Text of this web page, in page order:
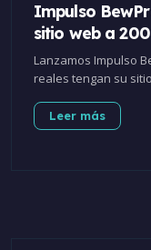
Impulso
sitio web a
Lanzamos Impulso
reales tengan su
Leer más